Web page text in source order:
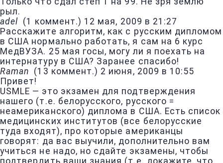
рыл.
adel (1 коммент.) 12 мая, 2009 в 21:27
Расскажите алгоритм, как с русским дипломом
в США нормально работать, я сам на 6 курс
МедВУЗА. 25 мая госы, могу ли я поехать на
интернатуру в США? Заранее спасибо!
Raman (13 коммент.) 2 июня, 2009 в 10:55
Привет!
USMLE — это экзамен для подтверждения
нашего (т.е. белорусского, русского =
неамериканского) диплома в США. Есть список
медицинских институтов (все белорусские
туда входят), про которые американцы
говорят: да вас выучили, дополнительно вам
учиться не надо, но сдайте экзамены, чтобы
подтвердить ваши знания (т.е. докажите, что